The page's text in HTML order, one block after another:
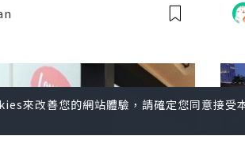
來改善您的網站體驗，請確定您同意接受